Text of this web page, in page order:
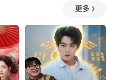
更多